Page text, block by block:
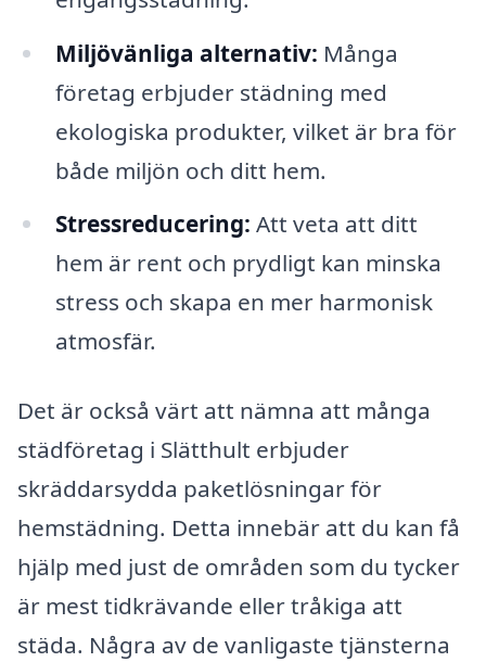
Miljövänliga alternativ: Många
företag erbjuder städning med
ekologiska produkter, vilket är bra för
både miljön och ditt hem.
Stressreducering: Att veta att ditt
hem är rent och prydligt kan minska
stress och skapa en mer harmonisk
atmosfär.
Det är också värt att nämna att många
städföretag i Slätthult erbjuder
skräddarsydda paketlösningar för
hemstädning. Detta innebär att du kan få
hjälp med just de områden som du tycker
är mest tidkrävande eller tråkiga att
städa. Några av de vanligaste tjänsterna